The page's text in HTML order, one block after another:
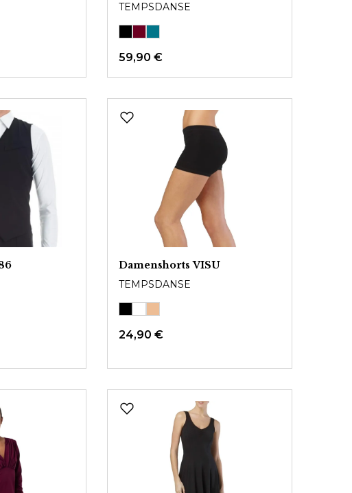
TEMPSDANSE
59,90 €
Damenshorts VISU
TEMPSDANSE
24,90 €